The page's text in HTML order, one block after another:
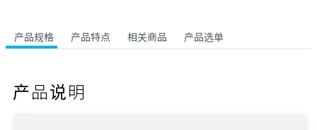
产品规格 产品特点 相关商品 产品选单
产品说明